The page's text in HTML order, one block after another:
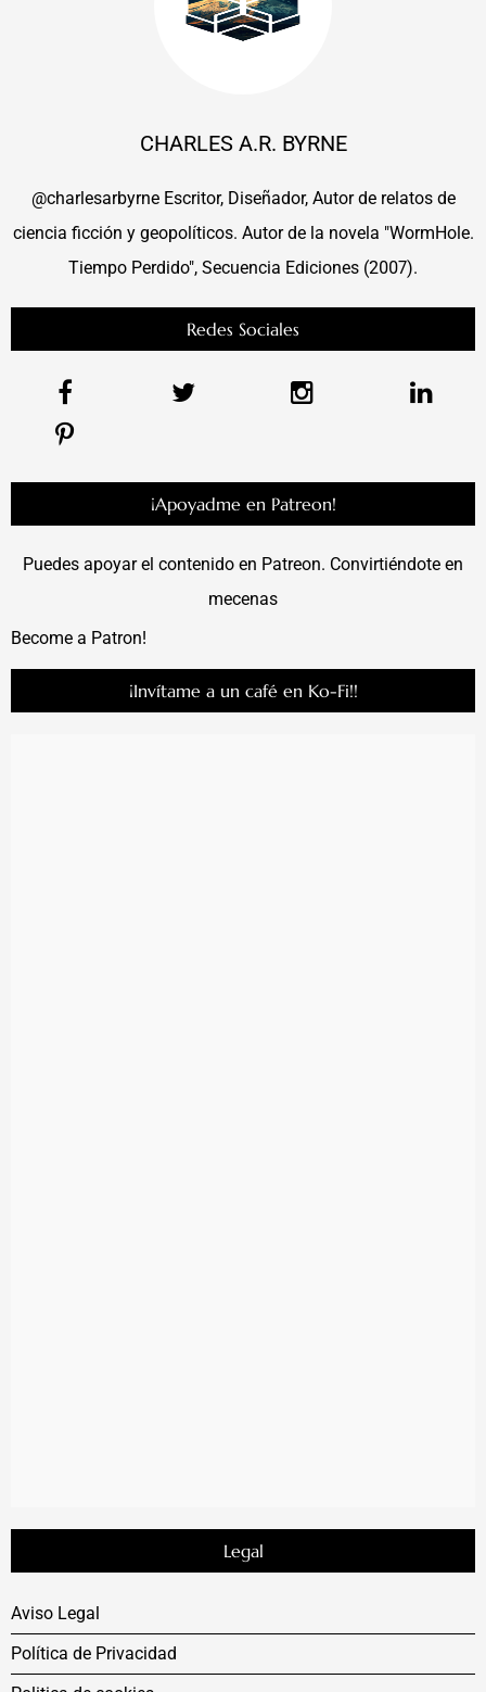
CHARLES A.R. BYRNE
@charlesarbyrne Escritor, Diseñador, Autor de relatos de
ciencia ficción y geopolíticos. Autor de la novela "WormHole.
Tiempo Perdido", Secuencia Ediciones (2007).
Redes Sociales
¡Apoyadme en Patreon!
Puedes apoyar el contenido en Patreon. Convirtiéndote en
mecenas
Become a Patron!
¡Invítame a un café en Ko-Fi!!
Legal
Aviso Legal
Política de Privacidad